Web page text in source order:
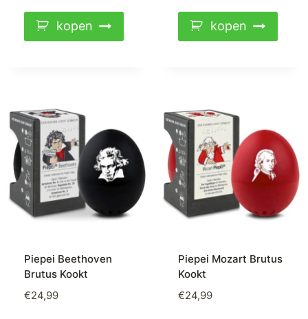
kopen kopen
Piepei Beethoven
Brutus Kookt
€24,99
Piepei Mozart Brutus
Kookt
€24,99